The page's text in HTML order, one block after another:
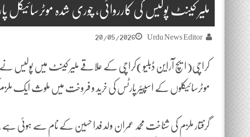
ملیر کینٹ پولیس کی کارروائی، چوری شدہ موٹرسائیکل
Urdu News Editor
20/05/2026
کراچی(ایچ آراین ڈبلیو)کراچی کے علاقے ملیر کینٹ میں پولیس
موٹرسائیکلوں کے اسپیئر پارٹس کی خرید و فروخت میں ملوث ایک ملزم کو
گرفتار ملزم کی شناخت محمد عمران ولد فدا حسین کے نام سے